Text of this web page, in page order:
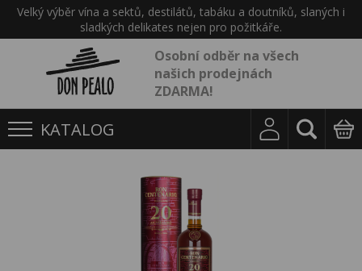
Velký výběr vína a sektů, destilátů, tabáku a doutníků, slaných i
sladkých delikates nejen pro požitkáře.
Osobní odběr na všech
našich prodejnách
ZDARMA!
KATALOG